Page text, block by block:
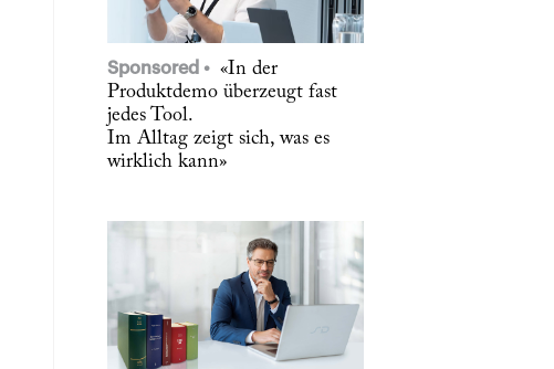
Sponsored
«In der
Produktdemo überzeugt fast
jedes Tool.
Im Alltag zeigt sich, was es
wirklich kann»